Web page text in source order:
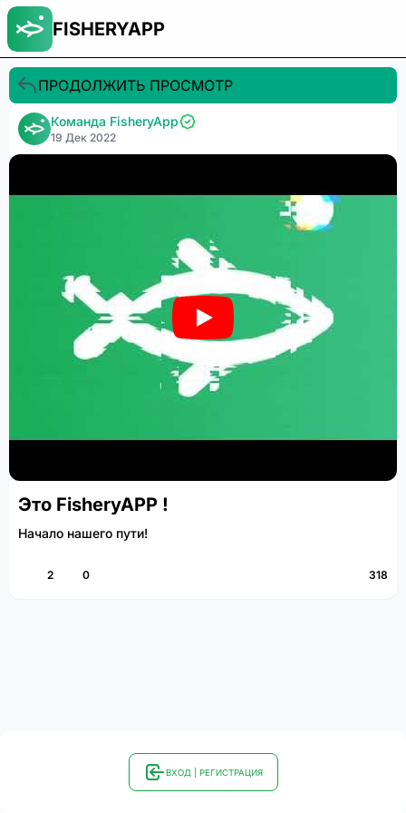
FISHERYAPP
ПРОДОЛЖИТЬ ПРОСМОТР
Команда FisheryApp
19 Дек 2022
Это FisheryAPP !
Начало нашего пути!
2 0 318
ВХОД | РЕГИСТРАЦИЯ